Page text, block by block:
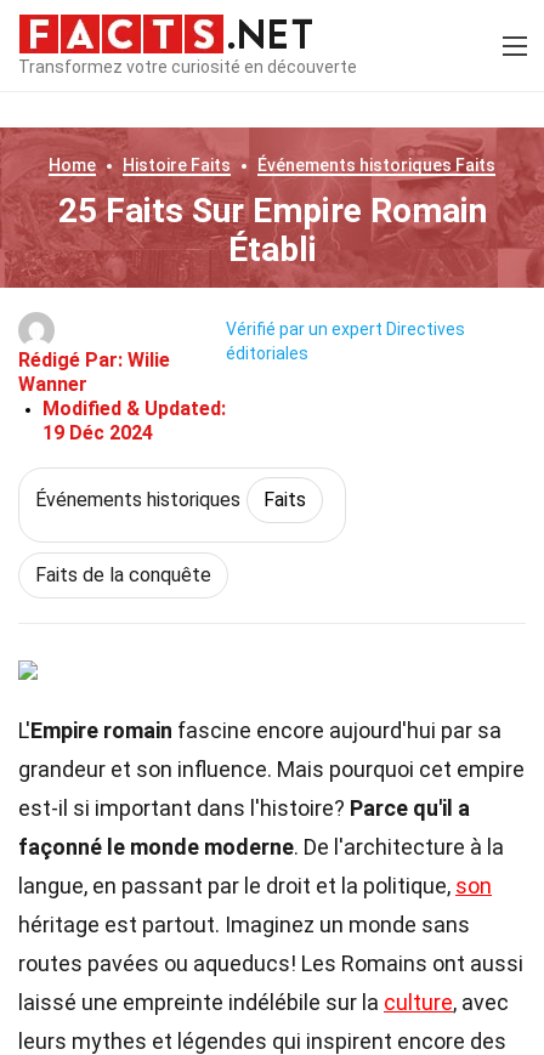
Transformez votre curiosité en découverte
Home Histoire Faits Événements historiques Faits
25 Faits Sur Empire Romain
Établi
Rédigé Par: Wilie
Wanner
Modified & Updated:
19 Déc 2024
Vérifié par un expert Directives
éditoriales
Événements historiques Faits
Faits de la conquête
L'Empire romain fascine encore aujourd'hui par sa
grandeur et son influence. Mais pourquoi cet empire
est-il si important dans l'histoire? Parce qu'il a
façonné le monde moderne. De l'architecture à la
langue, en passant par le droit et la politique, son
héritage est partout. Imaginez un monde sans
routes pavées ou aqueducs! Les Romains ont aussi
laissé une empreinte indélébile sur la culture, avec
leurs mythes et légendes qui inspirent encore des